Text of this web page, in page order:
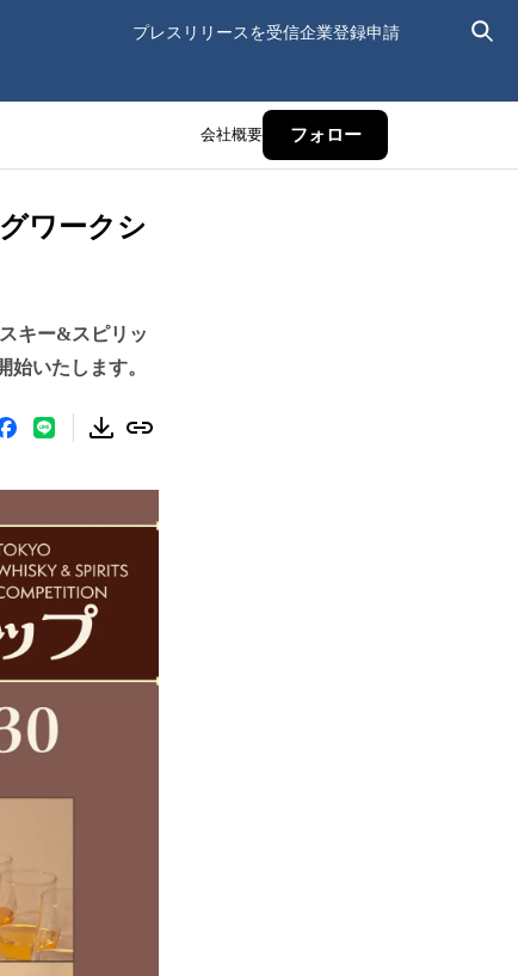
プレスリリースを受信企業登録申請
会社概要 フォロー
ワークシ
キー&スピリッ
いたします。